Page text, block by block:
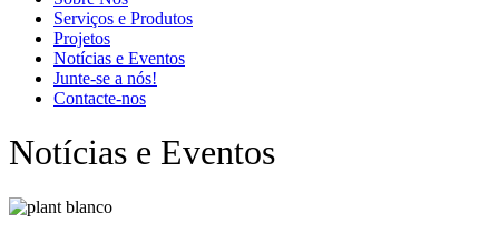
Serviços e Produtos
Projetos
Notícias e Eventos
Junte-se a nós!
Contacte-nos
Notícias e Eventos